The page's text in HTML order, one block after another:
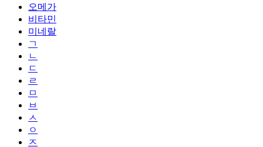
오메가
비타민
미네랄
ㄱ
ㄴ
ㄷ
ㄹ
ㅁ
ㅂ
ㅅ
ㅇ
ㅈ